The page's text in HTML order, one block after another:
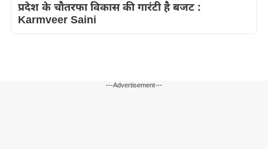
प्रदेश के चौतरफा विकास की गारंटी है बजट :
Karmveer Saini
---Advertisement---